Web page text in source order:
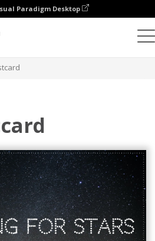
Paradigm Desktop